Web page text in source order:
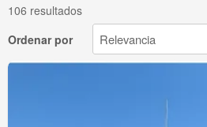
106 resultados
Ordenar por